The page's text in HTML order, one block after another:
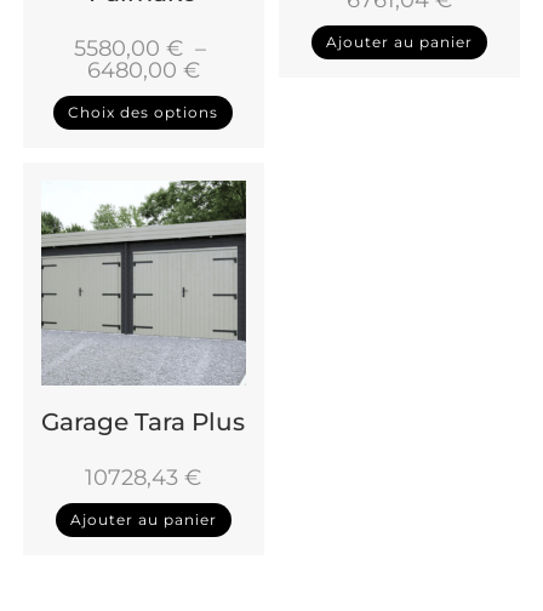
5580,00€ –
6480,00 €
Choix des options
Ajouter au panier
Garage Tara Plus
10728,43€
Ajouter au panier